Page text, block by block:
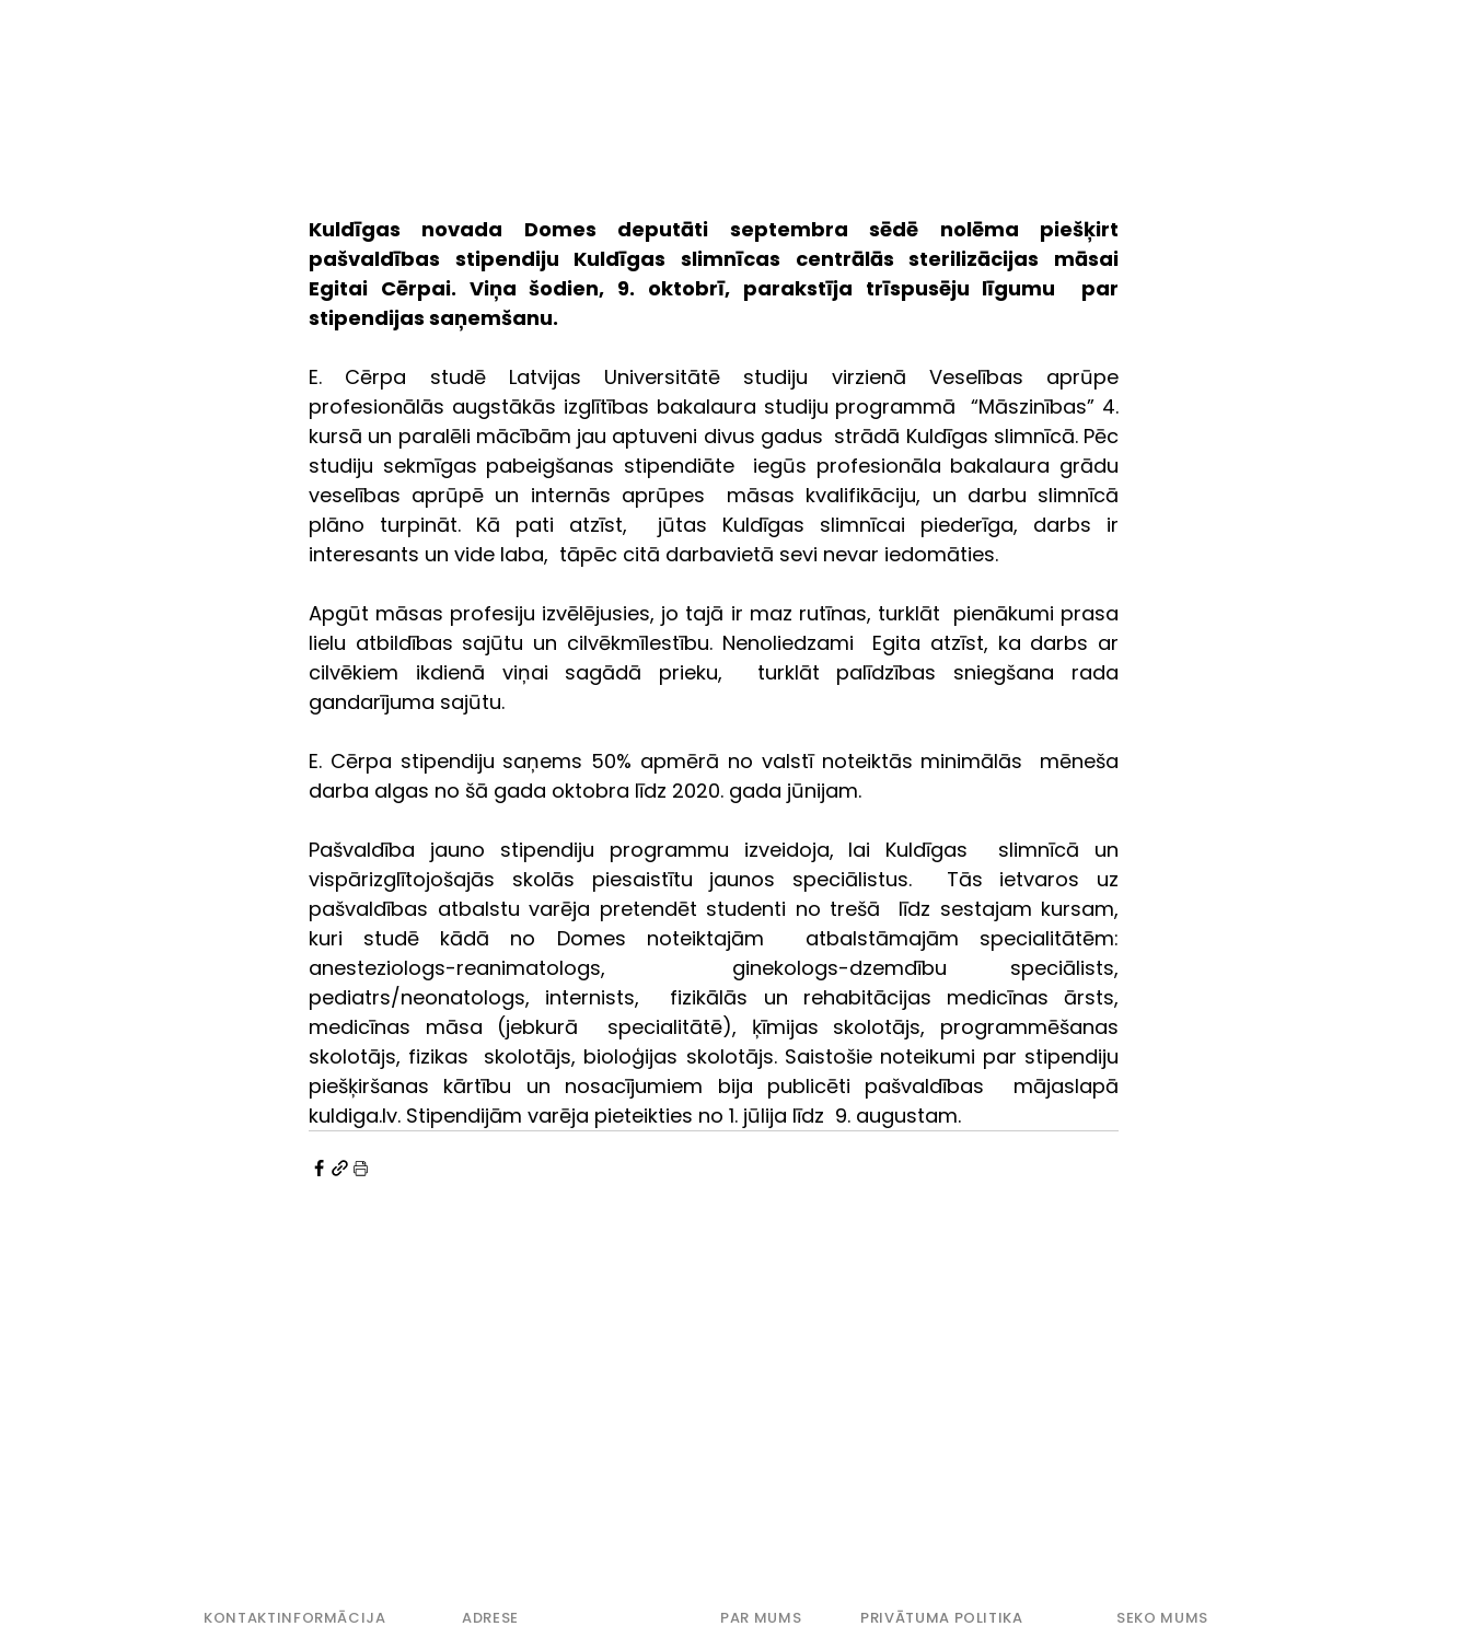
Kuldīgas novada Domes deputāti septembra sēdē nolēma piešķirt
pašvaldības stipendiju Kuldīgas slimnīcas centrālās sterilizācijas māsai
Egitai Cērpai. Viņa šodien, 9. oktobrī, parakstīja trīspusēju līgumu  par
stipendijas saņemšanu.
E. Cērpa studē Latvijas Universitātē studiju virzienā Veselības aprūpe
profesionālās augstākās izglītības bakalaura studiju programmā  “Māszinības” 4.
kursā un paralēli mācībām jau aptuveni divus gadus  strādā Kuldīgas slimnīcā. Pēc
studiju sekmīgas pabeigšanas stipendiāte  iegūs profesionāla bakalaura grādu
veselības aprūpē un internās aprūpes  māsas kvalifikāciju, un darbu slimnīcā
plāno turpināt. Kā pati atzīst,  jūtas Kuldīgas slimnīcai piederīga, darbs ir
interesants un vide laba,  tāpēc citā darbavietā sevi nevar iedomāties.
Apgūt māsas profesiju izvēlējusies, jo tajā ir maz rutīnas, turklāt  pienākumi prasa
lielu atbildības sajūtu un cilvēkmīlestību. Nenoliedzami  Egita atzīst, ka darbs ar
cilvēkiem ikdienā viņai sagādā prieku,  turklāt palīdzības sniegšana rada
gandarījuma sajūtu.
E. Cērpa stipendiju saņems 50% apmērā no valstī noteiktās minimālās  mēneša
darba algas no šā gada oktobra līdz 2020. gada jūnijam.
Pašvaldība jauno stipendiju programmu izveidoja, lai Kuldīgas  slimnīcā un
vispārizglītojošajās skolās piesaistītu jaunos speciālistus.  Tās ietvaros uz
pašvaldības atbalstu varēja pretendēt studenti no trešā  līdz sestajam kursam,
kuri studē kādā no Domes noteiktajām  atbalstāmajām specialitātēm:
anesteziologs-reanimatologs,  ginekologs-dzemdību speciālists,
pediatrs/neonatologs, internists,  fizikālās un rehabitācijas medicīnas ārsts,
medicīnas māsa (jebkurā  specialitātē), ķīmijas skolotājs, programmēšanas
skolotājs, fizikas  skolotājs, bioloģijas skolotājs. Saistošie noteikumi par stipendiju
piešķiršanas kārtību un nosacījumiem bija publicēti pašvaldības  mājaslapā
kuldiga.lv. Stipendijām varēja pieteikties no 1. jūlija līdz  9. augustam.
KONTAKTINFORMĀCIJA
ADRESE
PAR MUMS
PRIVĀTUMA POLITIKA
SEKO MUMS